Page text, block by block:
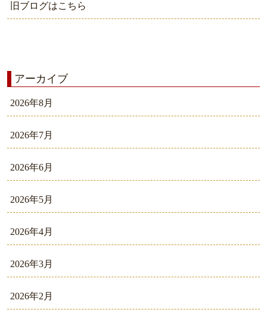
旧ブログはこちら
アーカイブ
2026年8月
2026年7月
2026年6月
2026年5月
2026年4月
2026年3月
2026年2月